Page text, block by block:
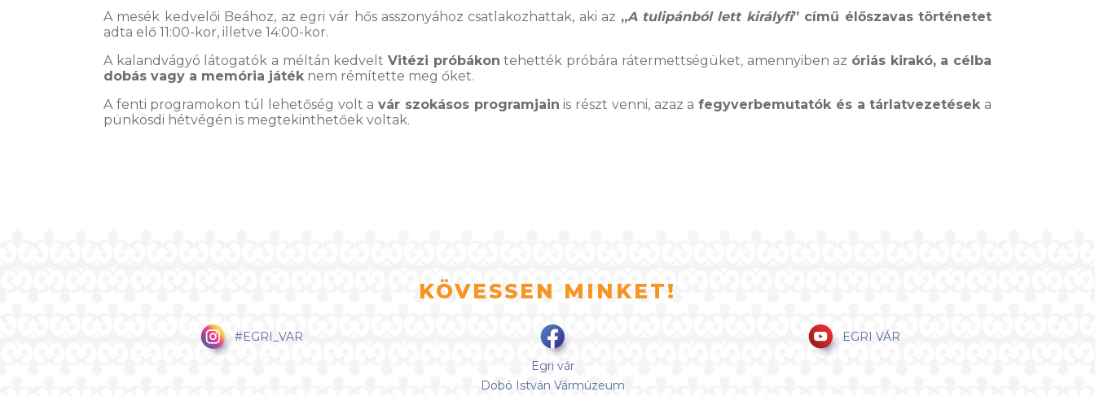
A mesék kedvelői Beához, az egri vár hős asszonyához csatlakozhattak, aki az „A tulipánból lett királyfi” című élőszavas történetet
adta elő 11:00-kor, illetve 14:00-kor.
A kalandvágyó látogatók a méltán kedveltVitézi próbákon tehették próbára rátermettségüket, amennyiben az óriás kirakó, a célba
dobás vagy a memória játék nem rémítette meg őket.
A fenti programokon túl lehetőség volt avár szokásos programjain is részt venni, azaz afegyverbemutatók és a tárlatvezetések a
pünkösdi hétvégén is megtekinthetőek voltak.
KÖVESSEN MINKET!
#EGRI_VAR
Egri vár
Dobó István Vármúzeum
EGRI VÁR